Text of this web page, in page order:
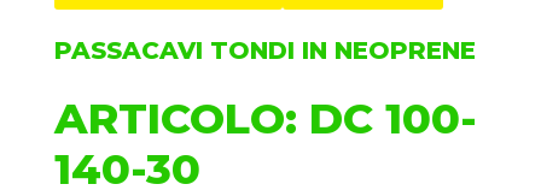
PASSACAVI TONDI IN NEOPRENE
ARTICOLO: DC 100-
140-30